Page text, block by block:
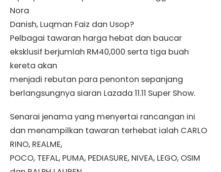
Nora
Danish, Luqman Faiz dan Usop?
Pelbagai tawaran harga hebat dan baucar
eksklusif berjumlah RM40,000 serta tiga buah
kereta akan
menjadi rebutan para penonton sepanjang
berlangsungnya siaran Lazada 11.11 Super Show.
Senarai jenama yang menyertai rancangan ini
dan menampilkan tawaran terhebat ialah CARLO
RINO, REALME,
POCO, TEFAL, PUMA, PEDIASURE, NIVEA, LEGO, OSIM